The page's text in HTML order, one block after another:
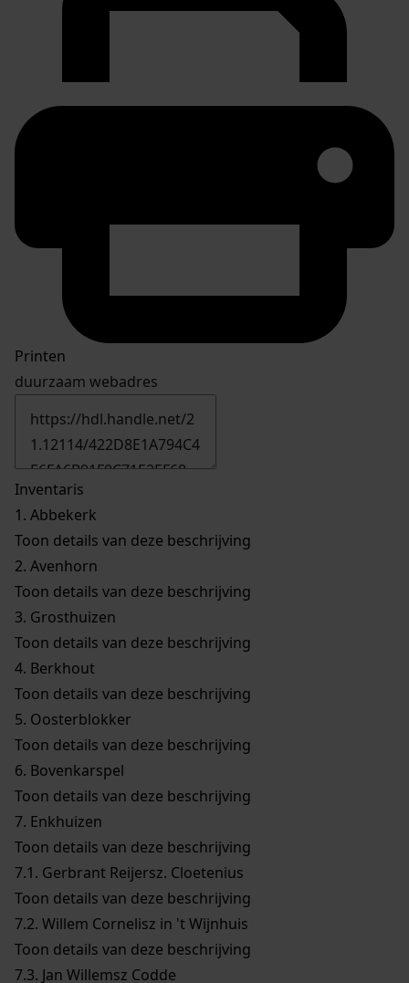
Printen
duurzaam webadres
Inventaris
1. Abbekerk
Toon details van deze beschrijving
2. Avenhorn
Toon details van deze beschrijving
3. Grosthuizen
Toon details van deze beschrijving
4. Berkhout
Toon details van deze beschrijving
5. Oosterblokker
Toon details van deze beschrijving
6. Bovenkarspel
Toon details van deze beschrijving
7. Enkhuizen
Toon details van deze beschrijving
7.1. Gerbrant Reijersz. Cloetenius
Toon details van deze beschrijving
7.2. Willem Cornelisz in 't Wijnhuis
Toon details van deze beschrijving
7.3. Jan Willemsz Codde